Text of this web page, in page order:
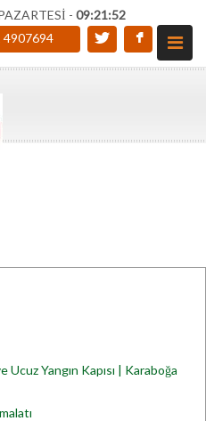
- 09:21:52
4907694
Yangın Kapısı | Karaboğa